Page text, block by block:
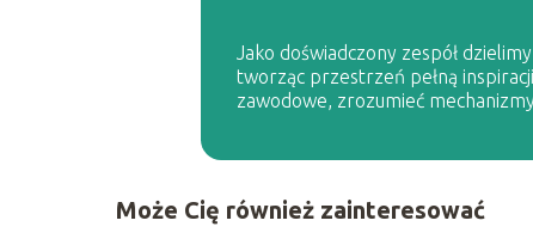
Jako doświadczony zespół
tworząc przestrzeń pełną
zawodowe, zrozumieć
Może Cię również zainteresować